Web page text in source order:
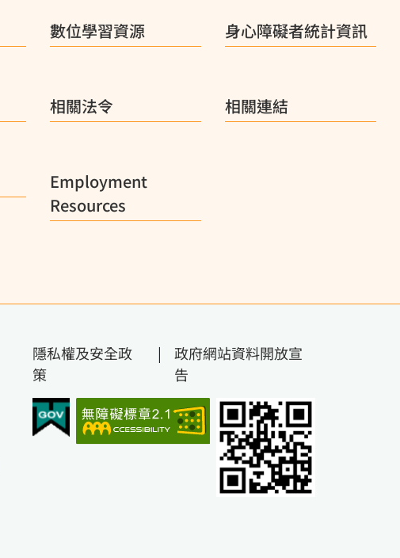
數位學習資源 身心障礙者統計資訊
相關法令 相關連結
Employment
Resources
隱私權及安全政
策
|
政府網站資料開放宣
告